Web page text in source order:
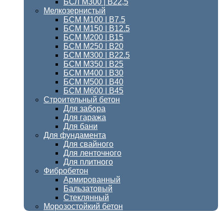
БСЛ М300 | B22,5
Мелкозернистый
БСМ M100 | B7.5
БСМ M150 | B12.5
БСМ М200 | В15
БСМ М250 | В20
БСМ М300 | В22.5
БСМ M350 | B25
БСМ М400 | B30
БСМ М500 | В40
БСМ М600 | В45
Строительный бетон
Для забора
Для гаража
Для бани
Для фундамента
Для свайного
Для ленточного
Для плитного
Фибробетон
Армированный
Бальзатовый
Стеклянный
Морозостойкий бетон